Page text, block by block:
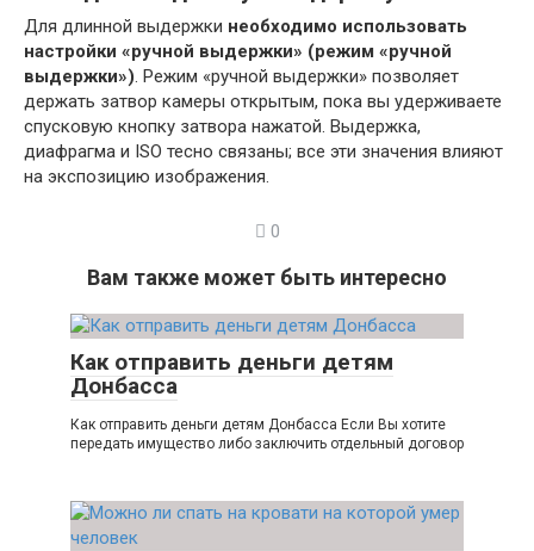
Для длинной выдержки необходимо использовать
настройки «ручной выдержки» (режим «ручной
выдержки»). Режим «ручной выдержки» позволяет
держать затвор камеры открытым, пока вы удерживаете
спусковую кнопку затвора нажатой. Выдержка,
диафрагма и ISO тесно связаны; все эти значения влияют
на экспозицию изображения.
0
Вам также может быть интересно
Как отправить деньги детям
Донбасса
Как отправить деньги детям Донбасса Если Вы хотите
передать имущество либо заключить отдельный договор